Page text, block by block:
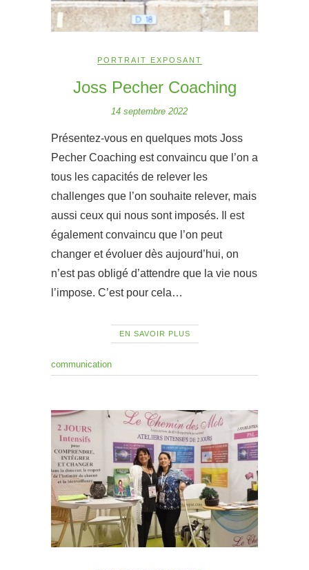
PORTRAIT EXPOSANT
Joss Pecher Coaching
14 septembre 2022
Présentez-vous en quelques mots Joss
Pecher Coaching est convaincu que l’on a
tous les capacités de relever les
challenges que l’on souhaite relever, mais
aussi ceux qui nous sont imposés. Il est
également convaincu que l’on peut
changer et évoluer dès aujourd’hui, on
n’est pas obligé d’attendre que la vie nous
l’impose. C’est pour cela…
EN SAVOIR PLUS
communication